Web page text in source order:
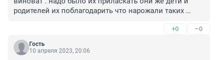
родителей их поблагодарить что нарожали таких
+0 –0
Гость
10 апреля 2023, 20:06